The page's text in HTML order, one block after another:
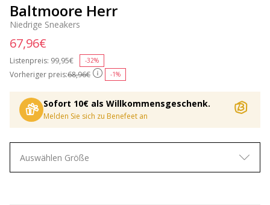
Baltmoore Herr
Niedrige Sneakers
Vorheriger preis:68,96€ -1%
Listenpreis: Price reduced from
99,95€ -32%
67,96€
Sofort 10€ als Willkommensgeschenk.
Melden Sie sich zu Benefeet an
Auswählen Größe